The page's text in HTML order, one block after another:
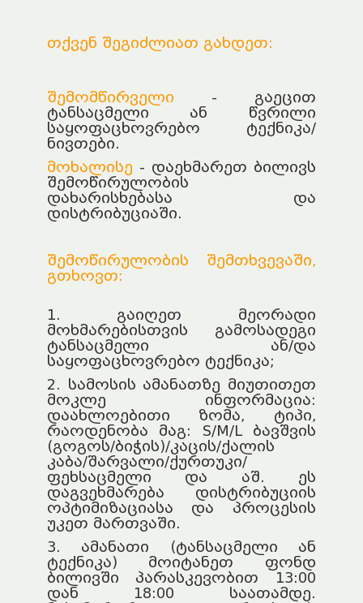
თქვენ შეგიძლიათ გახდეთ:
შემომწირველი - გაეცით
ტანსაცმელი ან წვრილი
საყოფაცხოვრებო ტექნიკა/
ნივთები.
მოხალისე - დაეხმარეთ ბილივს
შემოწირულობის
დახარისხებასა და
დისტრიბუციაში.
შემოწირულობის შემთხვევაში,
გთხოვთ:
1. გაიღეთ მეორადი
მოხმარებისთვის გამოსადეგი
ტანსაცმელი ან/და
საყოფაცხოვრებო ტექნიკა;
2. სამოსის ამანათზე მიუთითეთ
მოკლე ინფორმაცია:
დაახლოებითი ზომა, ტიპი,
რაოდენობა მაგ: S/M/L ბავშვის
(გოგოს/ბიჭის)/კაცის/ქალის
კაბა/შარვალი/ქურთუკი/
ფეხსაცმელი და აშ. ეს
დაგვეხმარება დისტრიბუციის
ოპტიმიზაციასა და პროცესის
უკეთ მართვაში.
3. ამანათი (ტანსაცმელი ან
ტექნიკა) მოიტანეთ ფონდ
ბილივში პარასკევობით 13:00
დან 18:00 საათამდე.